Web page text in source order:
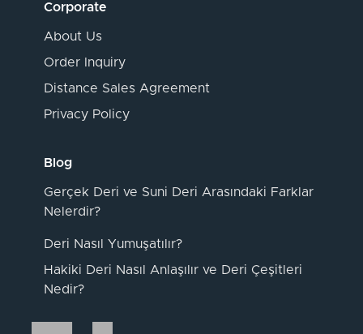
Corporate
About Us
Order Inquiry
Distance Sales Agreement
Privacy Policy
Blog
Gerçek Deri ve Suni Deri Arasındaki Farklar
Nelerdir?
Deri Nasıl Yumuşatılır?
Hakiki Deri Nasıl Anlaşılır ve Deri Çeşitleri
Nedir?